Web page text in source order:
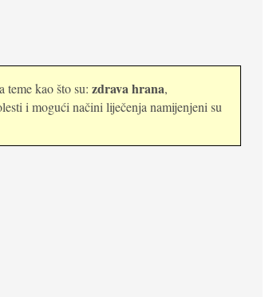
kao što su: zdrava hrana,
i mogući načini liječenja namijenjeni su